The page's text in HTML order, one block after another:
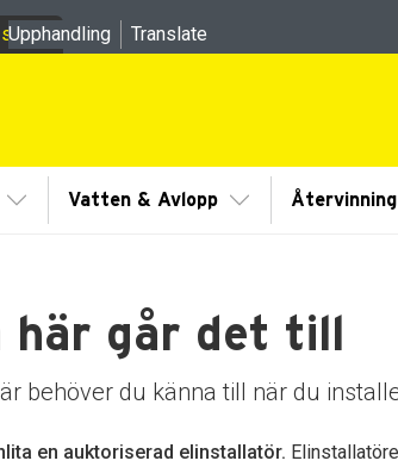
Visa/Göm undermeny
Vatten & Avlopp Visa/GömÅtervinning
Upphandling Translate
här går det till
behöver du känna till när du
en auktoriserad elinstallatör.